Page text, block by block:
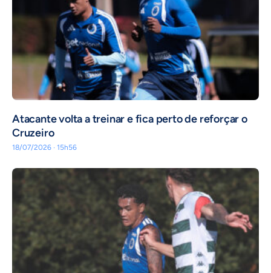
Atacante volta a treinar e fica perto de reforçar o
Cruzeiro
18/07/2026 · 15h56